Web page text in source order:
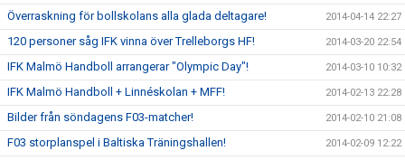
Överraskning för bollskolans alla glada deltagare! 2014-04-14 22:27
120 personer såg IFK vinna över Trelleborgs HF! 2014-03-20 22:54
IFK Malmö Handboll arrangerar "Olympic Day"! 2014-03-10 10:32
IFK Malmö Handboll + Linnéskolan + MFF! 2014-02-13 22:28
Bilder från söndagens F03-matcher! 2014-02-10 21:08
F03 storplanspel i Baltiska Träningshallen! 2014-02-09 12:22